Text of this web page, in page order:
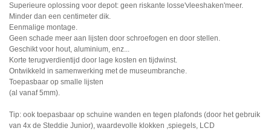
Superieure oplossing voor depot: geen riskante losse'vleeshaken'meer.
Minder dan een centimeter dik.
Eenmalige montage.
Geen schade meer aan lijsten door schroefogen en door stellen.
Geschikt voor hout, aluminium, enz...
Korte terugverdientijd door lage kosten en tijdwinst.
Ontwikkeld in samenwerking met de museumbranche.
Toepasbaar op smalle lijsten
(al vanaf 5mm).
Tip: ook toepasbaar op schuine wanden en tegen plafonds (door het gebruik
van 4x de Steddie Junior), waardevolle klokken ,spiegels, LCD